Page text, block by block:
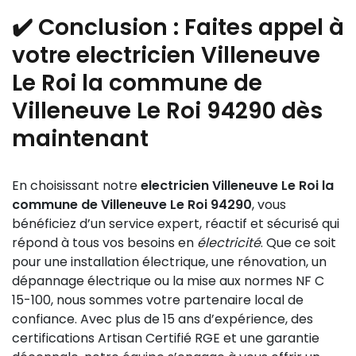
respecter la norme NF C 15-100. Le travail garantit
sécurité et conformité.
d’intervention court, souvent inférieur à une heure en
centre-ville, pour rétablir votre installation en toute
sécurité et limiter les désagréments.
plus performant et durable. Utilisez des détecteurs
de présence pour éviter les lumières allumées
inutilement. Enfin, optez pour des systèmes
domotiques permettant de programmer et
contrôler l’éclairage selon vos besoins. Notre équipe
peut vous conseiller et installer ces solutions dans la
commune de Villeneuve Le Roi pour un confort
✔️ Conclusion : Faites appel à
votre electricien Villeneuve
Le Roi la commune de
Villeneuve Le Roi 94290 dès
maintenant
En choisissant notreelectricien Villeneuve Le Roi la
commune de Villeneuve Le Roi 94290, vous
bénéficiez d’un service expert, réactif et sécurisé qui
répond à tous vos besoins en électricité. Que ce soit
pour une installation électrique, une rénovation, un
dépannage électrique ou la mise aux normes NF C
15-100, nous sommes votre partenaire local de
confiance. Avec plus de 15 ans d’expérience, des
certifications Artisan Certifié RGE et une garantie